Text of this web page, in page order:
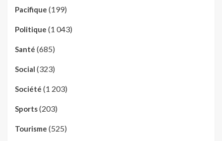
Pacifique (199)
Politique (1 043)
Santé (685)
Social (323)
Société (1 203)
Sports(203)
Tourisme (525)